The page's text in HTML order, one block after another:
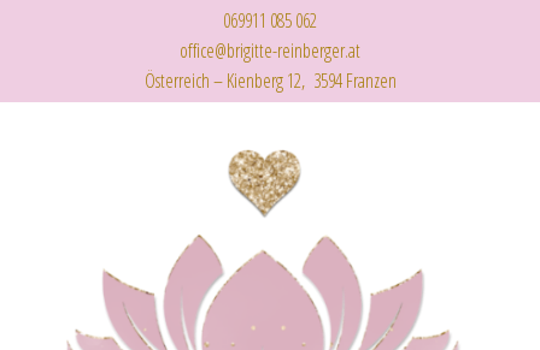
069911 085 062
office@brigitte-reinberger.at
Österreich – Kienberg 12, 3594 Franzen